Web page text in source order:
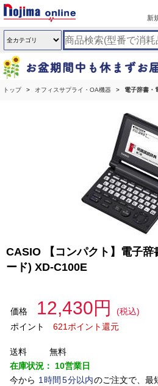
新
トップ オフィスサプライ・OA機器 電子辞書・
CASIO 【コンパクト】電子
ード) XD-C100E
価格 12,430円
(税込)
ポイント
621ポイント還元
送料
無料
在庫状況： 10営業日
今から 1 時間 5分以内のご注文で、最